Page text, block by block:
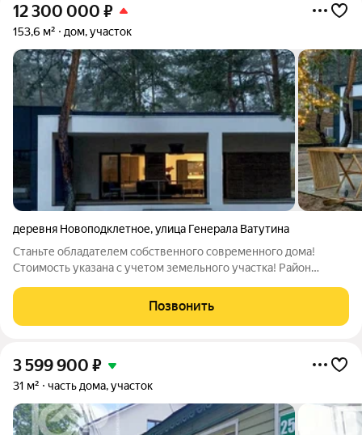
12 300 000 ₽
153,6 м² дом, участок
деревня Новоподклетное,улица Генерала Ватутина
Станьте обладателем собственного современного дома!
Стоимость указана с учетом земельного участка! Район
по улицe. Комплектация: Фундамент: свайно-ростверковый
Стены: энергоэффективные
Позвонить
3 599 900 ₽
31 м² часть дома, участок